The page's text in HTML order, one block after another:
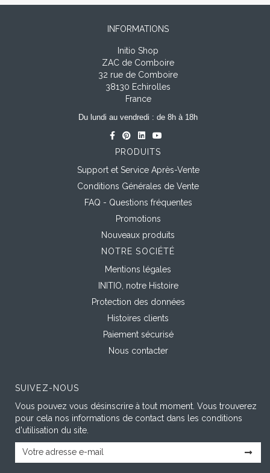
INFORMATIONS
Initio Shop
ZAC de Comboire
32 rue de Comboire
38130 Echirolles
France
Du lundi au vendredi : de 8h à 18h
PRODUITS
Support et Service Après-Vente
Conditions Générales de Vente
FAQ - Questions fréquentes
Promotions
Nouveaux produits
NOTRE SOCIÉTÉ
Mentions légales
INITIO, notre Histoire
Protection des données
Histoires clients
Paiement sécurisé
Nous contacter
SUIVEZ-NOUS
Vous pouvez vous désinscrire à tout moment. Vous trouverez
pour cela nos informations de contact dans les conditions
d'utilisation du site.